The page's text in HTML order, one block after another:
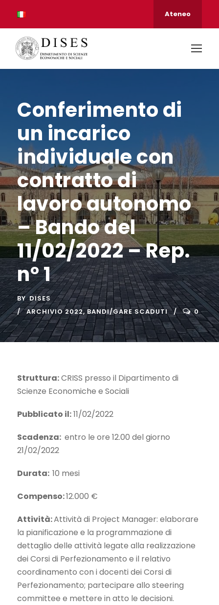
Ateneo
Conferimento di
un incarico
individuale con
contratto di
lavoro autonomo
– Bando del
11/02/2022 – Rep.
n° 1
BY DISES
ARCHIVIO 2022, BANDI/GARE SCADUTI 0
Struttura:CRISS presso il Dipartimento di
Scienze Economiche e Sociali
Pubblicato il:11/02/2022
Scadenza: entro le ore 12.00 del giorno
21/02/2022
Durata: 10 mesi
Compenso:12.000 €
Attività:Attività di Project Manager: elaborare
la pianificazione e la programmazione di
dettaglio delle attività legate alla realizzazione
dei Corsi di Perfezionamento e il relativo
coordinamento con i docenti dei Corsi di
Perfezionamento; partecipare allo steering
committee e mettere in atto le decisioni.